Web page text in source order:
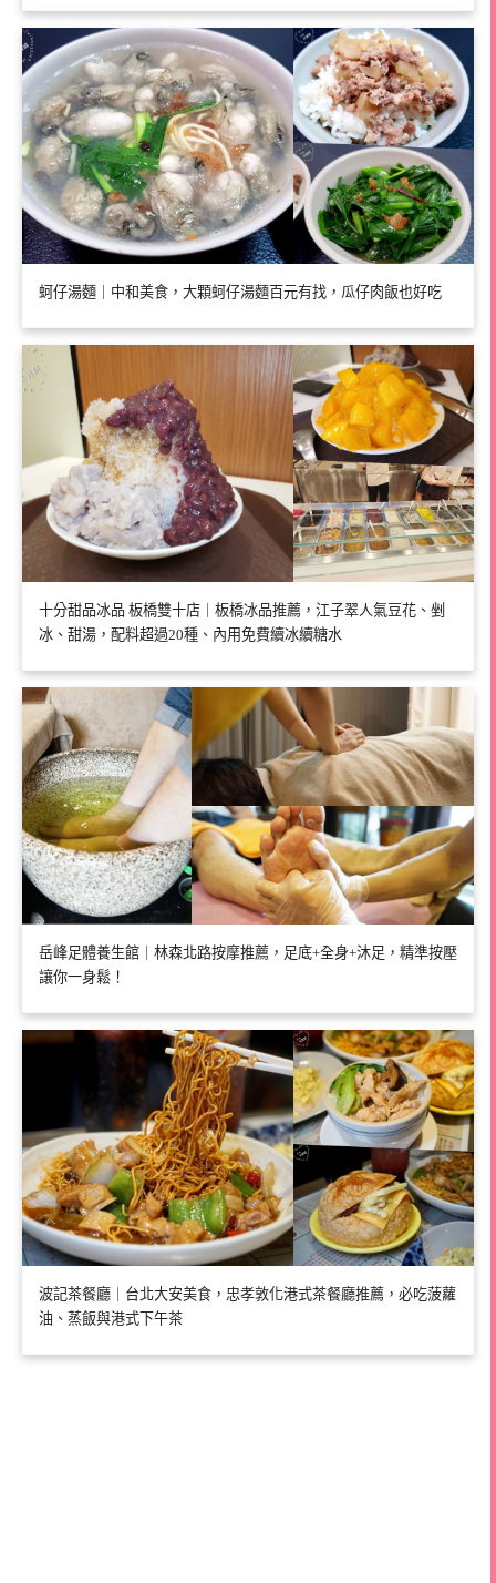
蚵仔湯麵｜中和美食，大顆蚵仔湯麵百元有找，瓜仔肉飯也好吃
十分甜品冰品 板橋雙十店｜板橋冰品推薦，江子翠人氣豆花、剉
冰、甜湯，配料超過20種、內用免費續冰續糖水
岳峰足體養生館｜林森北路按摩推薦，足底+全身+沐足，精準按壓
讓你一身鬆！
波記茶餐廳｜台北大安美食，忠孝敦化港式茶餐廳推薦，必吃菠蘿
油、蒸飯與港式下午茶